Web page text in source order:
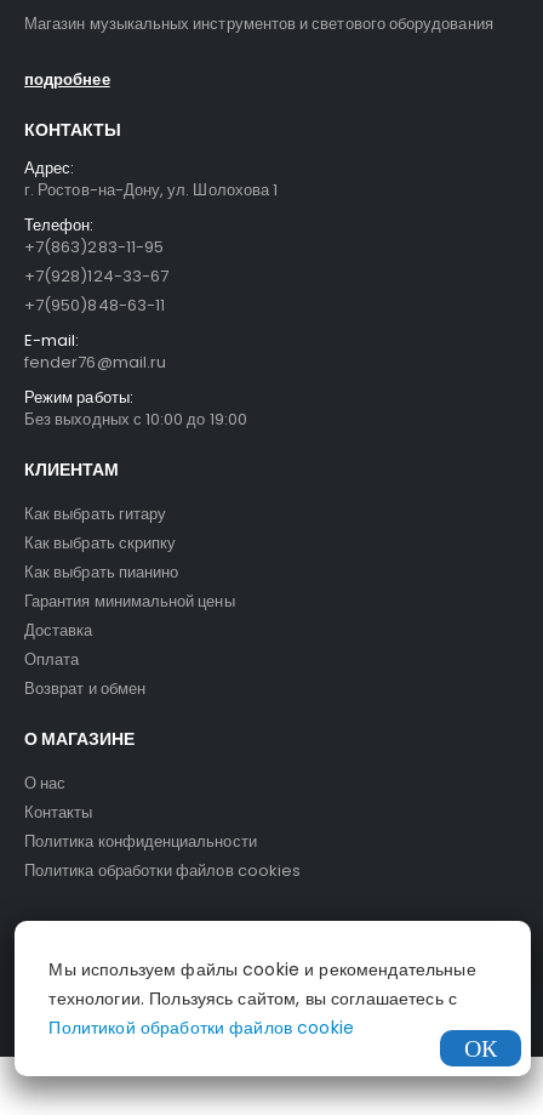
Магазин музыкальных инструментов и светового оборудования
подробнее
КОНТАКТЫ
Адрес:
г. Ростов-на-Дону, ул. Шолохова 1
Телефон:
+7(863)283-11-95
+7(928)124-33-67
+7(950)848-63-11
E-mail:
fender76@mail.ru
Режим работы:
Без выходных с 10:00 до 19:00
КЛИЕНТАМ
Как выбрать гитару
Как выбрать скрипку
Как выбрать пианино
Гарантия минимальной цены
Доставка
Оплата
Возврат и обмен
О МАГАЗИНЕ
О нас
Контакты
Политика конфиденциальности
Политика обработки файлов cookies
© Светомузыка. 2025.
Мы используем файлы cookie и рекомендательные
технологии. Пользуясь сайтом, вы соглашаетесь с
Политикой обработки файлов cookie